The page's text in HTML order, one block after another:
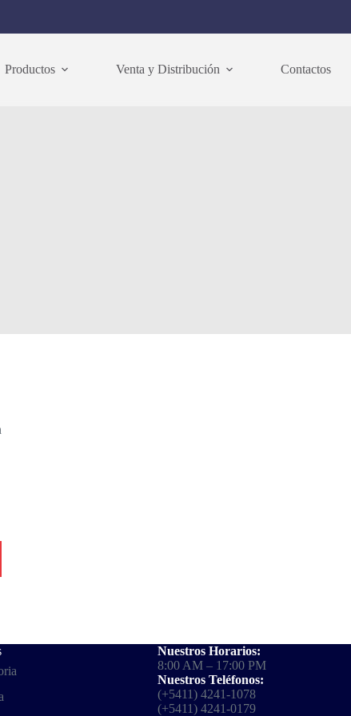
Productos Venta y Distribución Contactos
Nuestros Horarios:
8:00 AM – 17:00 PM
Nuestros Teléfonos:
(+5411) 4241-1078
(+5411) 4241-0179